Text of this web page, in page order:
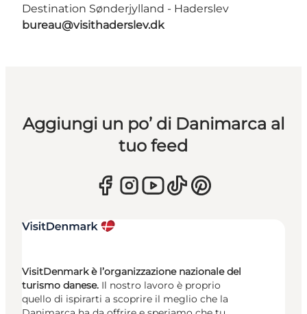
Destination Sønderjylland - Haderslev
bureau@visithaderslev.dk
Aggiungi un po’ di Danimarca al
tuo feed
VisitDenmark è l’organizzazione nazionale del
turismo danese. Il nostro lavoro è proprio
quello di ispirarti a scoprire il meglio che la